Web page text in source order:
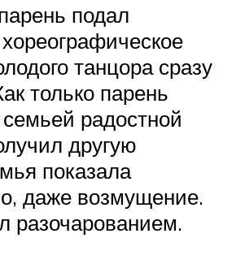
подал
танцора сразу
только парень
радостной
другую
показала
даже возмущение.
разочарованием.